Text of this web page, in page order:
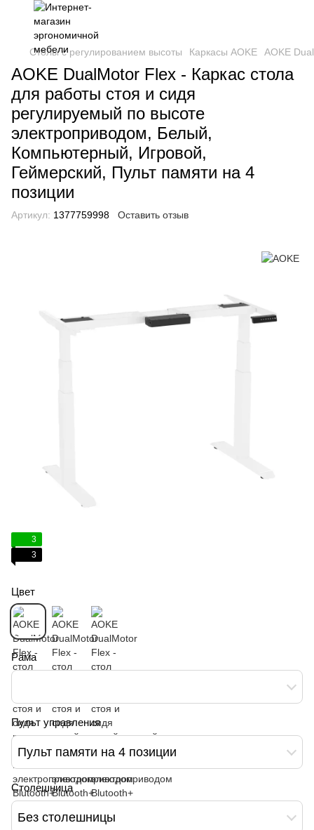
Столы с регулированием высоты Каркасы AOKE AOKE
AOKE DualMotor Flex - Каркас стола
для работы стоя и сидя
регулируемый по высоте
электроприводом, Белый,
Компьютерный, Игровой,
Геймерский, Пульт памяти на 4
позиции
Артикул: 1377759998 Оставить отзыв
3
3
Цвет
Рама
Пульт управления
Пульт памяти на 4 позиции
Столешница
Без столешницы